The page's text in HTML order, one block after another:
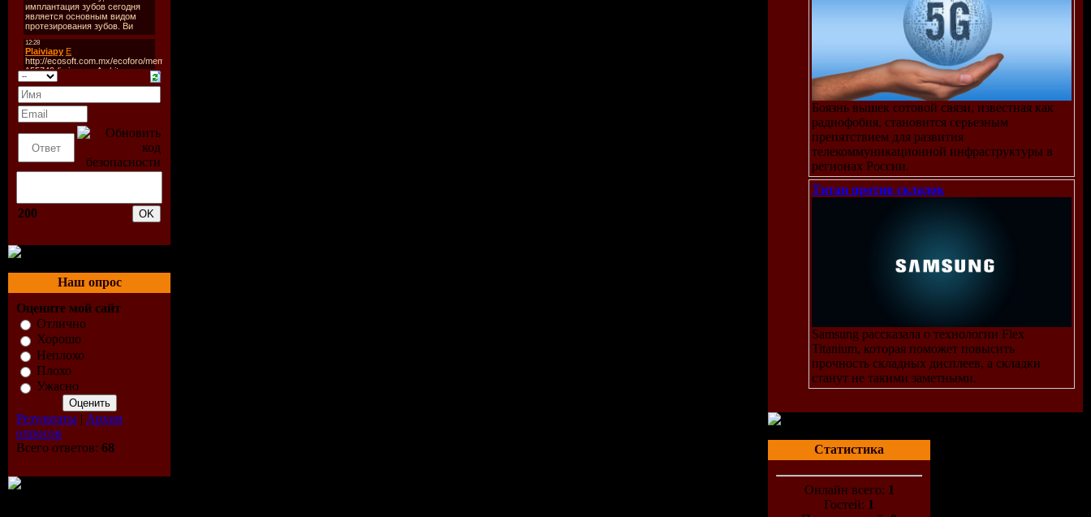
200
Наш опрос
Оцените мой сайт
Отлично
Хорошо
Неплохо
Плохо
Ужасно
Результаты | Архив
опросов
Всего ответов: 68
Боязнь вышек сотовой связи, известная как
радиофобия, становится серьезным
препятствием для развития
телекоммуникационной инфраструктуры в
регионах России.
Титан против складок
Samsung рассказала о технологии Flex
Titanium, которая поможет повысить
прочность складных дисплеев, а складки
станут не такими заметными.
Статистика
Онлайн всего: 1
Гостей: 1